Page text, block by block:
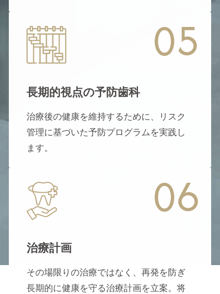
05
長期的視点の予防歯科
治療後の健康を維持するために、リスク
管理に基づいた予防プログラムを実践し
ます。
06
治療計画
その場限りの治療ではなく、再発を防ぎ
長期的に健康を守る治療計画を立案。将